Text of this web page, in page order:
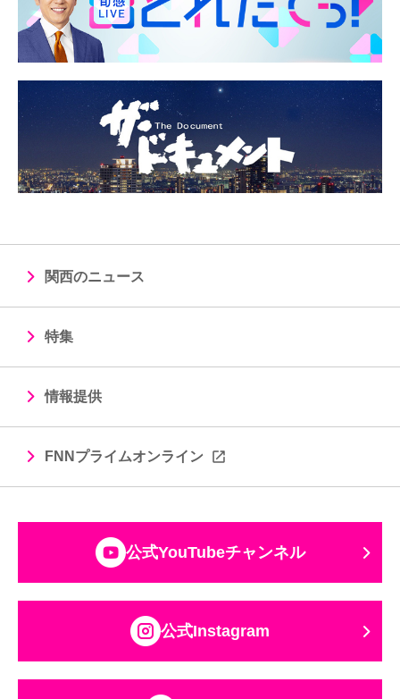
関西のニュース
特集
情報提供
FNNプライムオンライン
公式YouTubeチャンネル
公式Instagram